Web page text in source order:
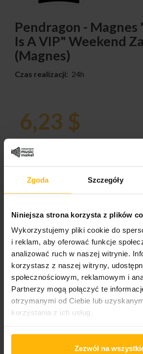
Zgoda Szczegóły
Niniejsza strona korzysta z plików
Wykorzystujemy pliki cookie do
i reklam, aby oferować funkcje
analizować ruch w naszej witrynie.
korzystasz z naszej witryny,
społecznościowym, reklamowym i
Partnerzy mogą połączyć te
otrzymanymi od Ciebie lub
korzystania z ich usług.
Zezwól na
Pendragon - Magnes
Is A VIP" Weekend
(Magnes)
Czas realizacji: 24h
6,23 $
ILOŚĆ:
OPIS SZCZEGÓŁY
Magnes okolicznościowy - "Everyone
Zabrze 2024